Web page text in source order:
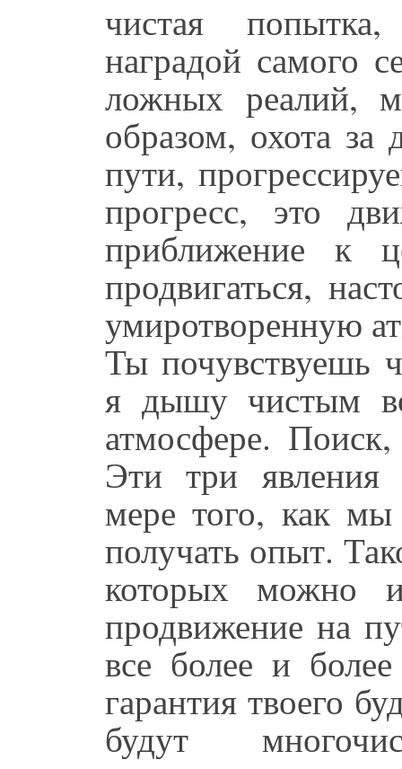
чистая
наградой самого
ложных реалий,
образом, охота
пути,
прогресс, это
приближение к
продвигаться,
умиротворенную
Ты почувствуешь
я дышу чистым
атмосфере. Поиск,
Эти три явления
мере того, как мы
получать опыт.
которых можно
продвижение на
все более и
гарантия твоего
будут